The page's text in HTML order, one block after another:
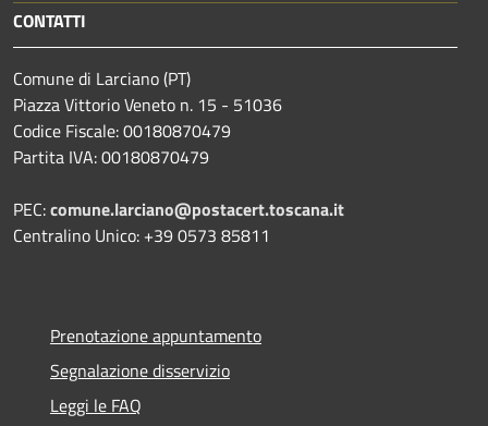
CONTATTI
Comune di Larciano (PT)
Piazza Vittorio Veneto n. 15 - 51036
Codice Fiscale: 00180870479
Partita IVA: 00180870479
PEC:comune.larciano@postacert.toscana.it
Centralino Unico: +39 0573 85811
Prenotazione appuntamento
Segnalazione disservizio
Leggi le FAQ